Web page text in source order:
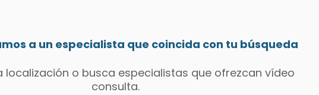
a un especialista que coincida con tu búsqueda
o busca especialistas que ofrezcan vídeo
consulta.